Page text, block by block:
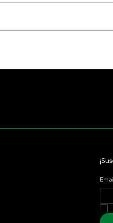
Email